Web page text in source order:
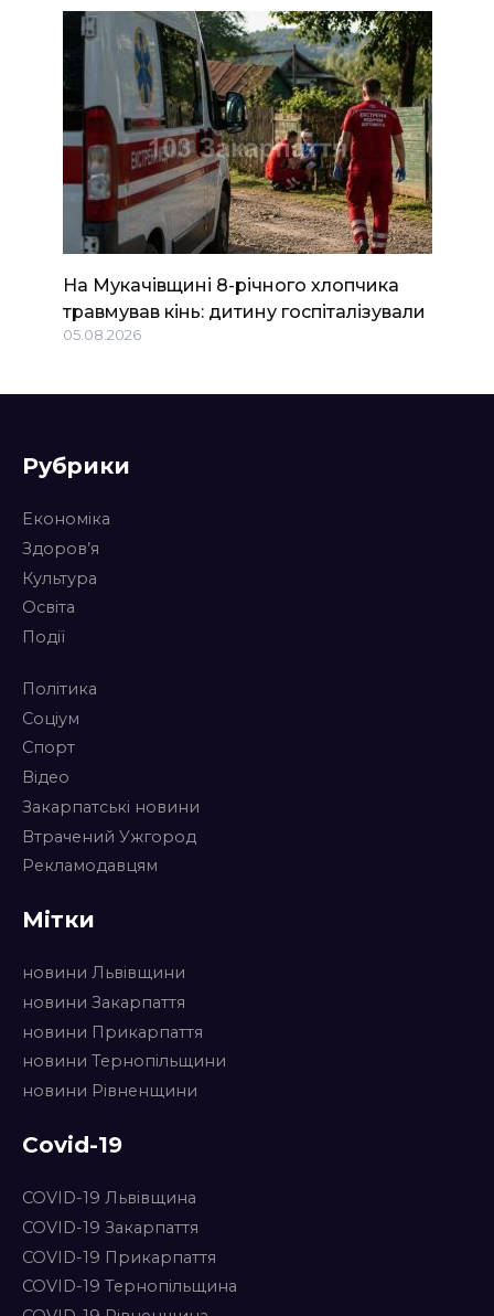
На Мукачівщині 8-річного хлопчика
травмував кінь: дитину госпіталізували
05.08.2026
Рубрики
Економіка
Здоров’я
Культура
Освіта
Події
Політика
Соціум
Спорт
Відео
Закарпатські новини
Втрачений Ужгород
Рекламодавцям
Мітки
новини Львівщини
новини Закарпаття
новини Прикарпаття
новини Тернопільщини
новини Рівненщини
Covid-19
COVID-19 Львівщина
COVID-19 Закарпаття
COVID-19 Прикарпаття
COVID-19 Тернопільщина